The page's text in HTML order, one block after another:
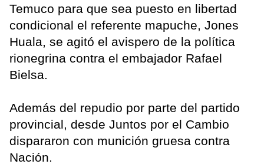
Temuco para que sea puesto en libertad
condicional el referente mapuche, Jones
Huala, se agitó el avispero de la política
rionegrina contra el embajador Rafael
Bielsa.
Además del repudio por parte del partido
provincial, desde Juntos por el Cambio
dispararon con munición gruesa contra
Nación.